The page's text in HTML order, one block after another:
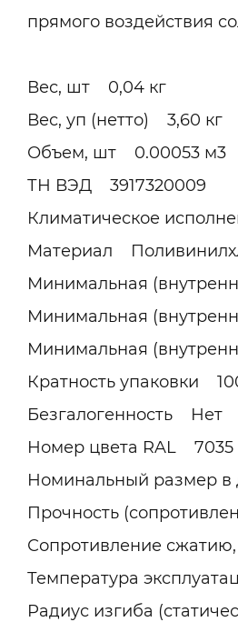
прямого воздействия
Вес, шт 0,04 кг
Вес, уп (нетто) 3,60 кг
Объем, шт 0.00053 м3
ТН ВЭД 3917320009
Климатическое
Материал
Минимальная
Минимальная
Минимальная
Кратность упаковки
Безгалогенность Нет
Номер цвета RAL 7035
Номинальный размер
Прочность
Сопротивление
Температура
Радиус изгиба